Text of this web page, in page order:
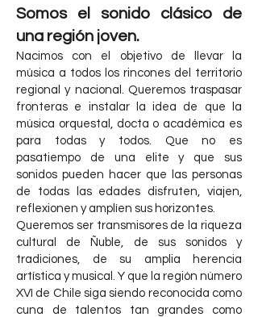
Somos el sonido clásico de
una región joven.
Nacimos con el objetivo de llevar la
música a todos los rincones del territorio
regional y nacional. Queremos traspasar
fronteras e instalar la idea de que la
música orquestal, docta o académica es
para todas y todos. Que no es
pasatiempo de una elite y que sus
sonidos pueden hacer que las personas
de todas las edades disfruten, viajen,
reflexionen y amplíen sus horizontes.
Queremos ser transmisores de la riqueza
cultural de Ñuble, de sus sonidos y
tradiciones, de su amplia herencia
artística y musical. Y que la región número
XVI de Chile siga siendo reconocida como
cuna de talentos tan grandes como